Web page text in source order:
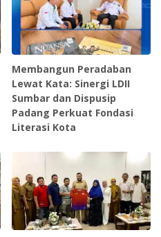
Membangun Peradaban
Lewat Kata: Sinergi LDII
Sumbar dan Dispusip
Padang Perkuat Fondasi
Literasi Kota